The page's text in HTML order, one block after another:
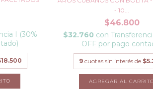
I (30%
- 10...
$46.800
$32.760 con
OFF por pago
9 cuotas sin interés de